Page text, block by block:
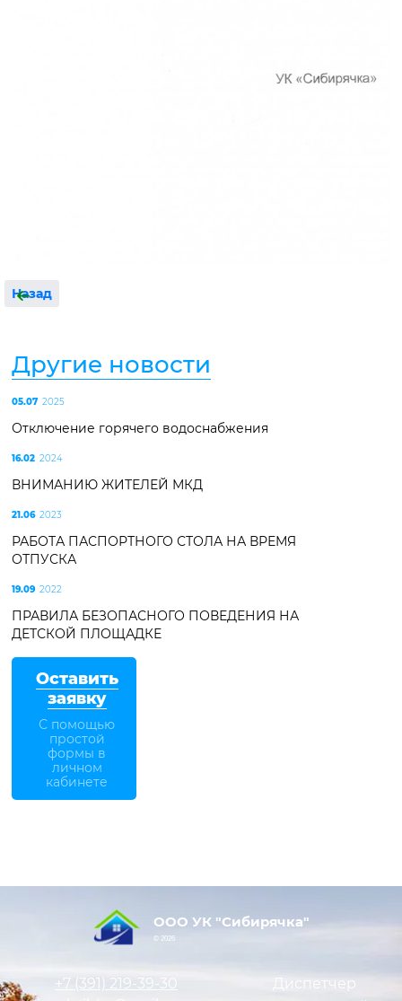
Назад
Оставить
заявку
С помощью
простой
формы в
личном
кабинете
Другие новости
05.07 2025
Отключение горячего водоснабжения
16.02 2024
ВНИМАНИЮ ЖИТЕЛЕЙ МКД
21.06 2023
РАБОТА ПАСПОРТНОГО СТОЛА НА ВРЕМЯ
ОТПУСКА
19.09 2022
ПРАВИЛА БЕЗОПАСНОГО ПОВЕДЕНИЯ НА
ДЕТСКОЙ ПЛОЩАДКЕ
ООО УК "Сибирячка"
© 2026
+7 (391) 219-39-30
Диспетчер